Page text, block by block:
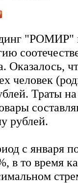
"РОМИР"
Оказалось,
человек
Траты
рублей.
с января
в то время